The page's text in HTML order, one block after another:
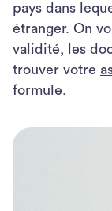
pays dans
étranger. On
validité, les
trouver votre
formule.